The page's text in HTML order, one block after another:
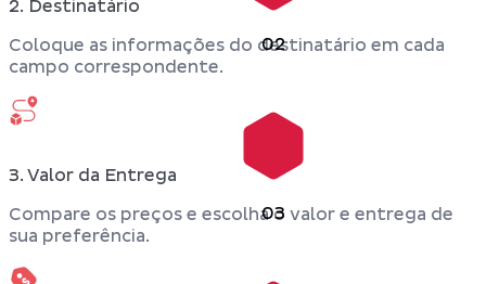
02
2. Destinatário
Coloque as informações do destinatário em cada
campo correspondente.
03
3. Valor da Entrega
Compare os preços e escolha o valor e entrega de
sua preferência.